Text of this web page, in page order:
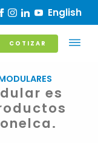
English
COTIZAR
es